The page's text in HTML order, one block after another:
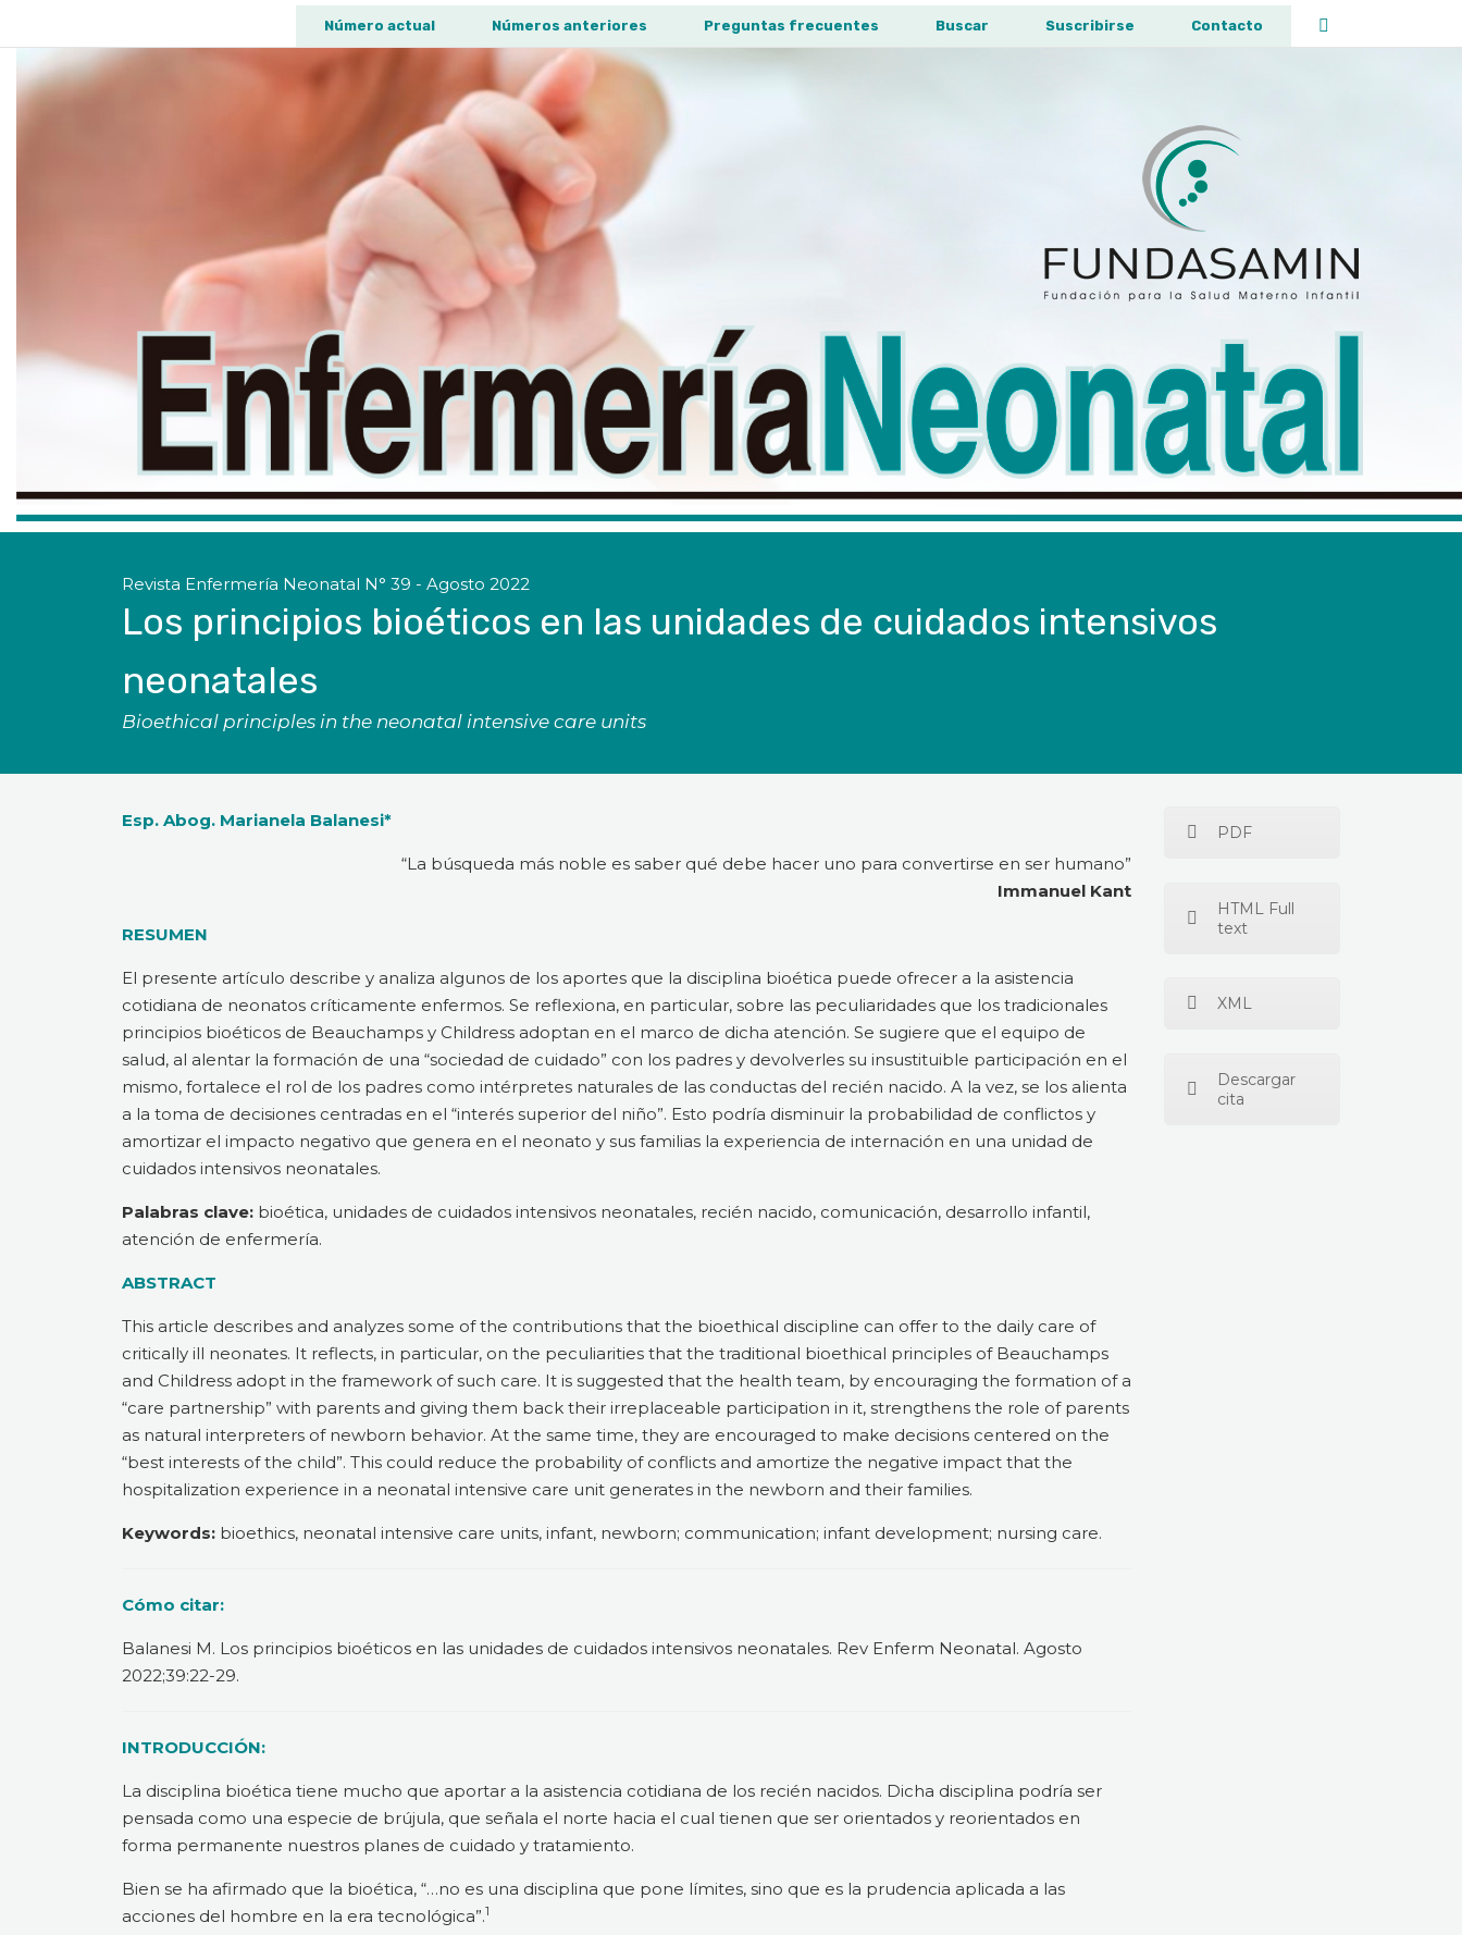
Número actual Números anteriores Preguntas frecuentes Buscar Suscribirse Contacto
Revista Enfermería Neonatal N° 39 - Agosto 2022
Los principios bioéticos en las unidades de cuidados intensivos
neonatales
Bioethical principles in the neonatal intensive care units
Esp. Abog. Marianela Balanesi*
“La búsqueda más noble es saber qué debe hacer uno para convertirse en ser humano”
Immanuel Kant
RESUMEN
El presente artículo describe y analiza algunos de los aportes que la disciplina bioética puede ofrecer a la asistencia
cotidiana de neonatos críticamente enfermos. Se reflexiona, en particular, sobre las peculiaridades que los tradicionales
principios bioéticos de Beauchamps y Childress adoptan en el marco de dicha atención. Se sugiere que el equipo de
salud, al alentar la formación de una “sociedad de cuidado” con los padres y devolverles su insustituible participación en el
mismo, fortalece el rol de los padres como intérpretes naturales de las conductas del recién nacido. A la vez, se los alienta
a la toma de decisiones centradas en el “interés superior del niño”. Esto podría disminuir la probabilidad de conflictos y
amortizar el impacto negativo que genera en el neonato y sus familias la experiencia de internación en una unidad de
cuidados intensivos neonatales.
Palabras clave: bioética, unidades de cuidados intensivos neonatales, recién nacido, comunicación, desarrollo infantil,
atención de enfermería.
ABSTRACT
This article describes and analyzes some of the contributions that the bioethical discipline can offer to the daily care of
critically ill neonates. It reflects, in particular, on the peculiarities that the traditional bioethical principles of Beauchamps
and Childress adopt in the framework of such care. It is suggested that the health team, by encouraging the formation of a
“care partnership” with parents and giving them back their irreplaceable participation in it, strengthens the role of parents
as natural interpreters of newborn behavior. At the same time, they are encouraged to make decisions centered on the
“best interests of the child”. This could reduce the probability of conflicts and amortize the negative impact that the
hospitalization experience in a neonatal intensive care unit generates in the newborn and their families.
Keywords: bioethics, neonatal intensive care units, infant, newborn; communication; infant development; nursing care.
Cómo citar:
Balanesi M. Los principios bioéticos en las unidades de cuidados intensivos neonatales. Rev Enferm Neonatal. Agosto
2022;39:22-29.
INTRODUCCIÓN:
La disciplina bioética tiene mucho que aportar a la asistencia cotidiana de los recién nacidos. Dicha disciplina podría ser
pensada como una especie de brújula, que señala el norte hacia el cual tienen que ser orientados y reorientados en
forma permanente nuestros planes de cuidado y tratamiento.
Bien se ha afirmado que la bioética, “…no es una disciplina que pone límites, sino que es la prudencia aplicada a las
acciones del hombre en la era tecnológica”.1
PDF
HTML Full
text
XML
Descargar
cita